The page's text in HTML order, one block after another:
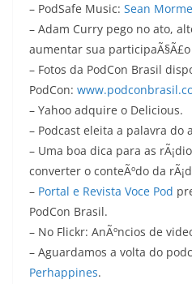
– PodSafe Music: Sean
– Adam Curry pego no ato,
aumentar sua
– Fotos da PodCon Brasil
PodCon:
– Yahoo adquire o Delicious.
– Podcast eleita a palavra do
– Uma boa dica para as
converter o conteÃºdo da
– Portal e Revista Voce Pod
PodCon Brasil.
– No Flickr: AnÃºncios de
– Aguardamos a volta do
Perhappines.